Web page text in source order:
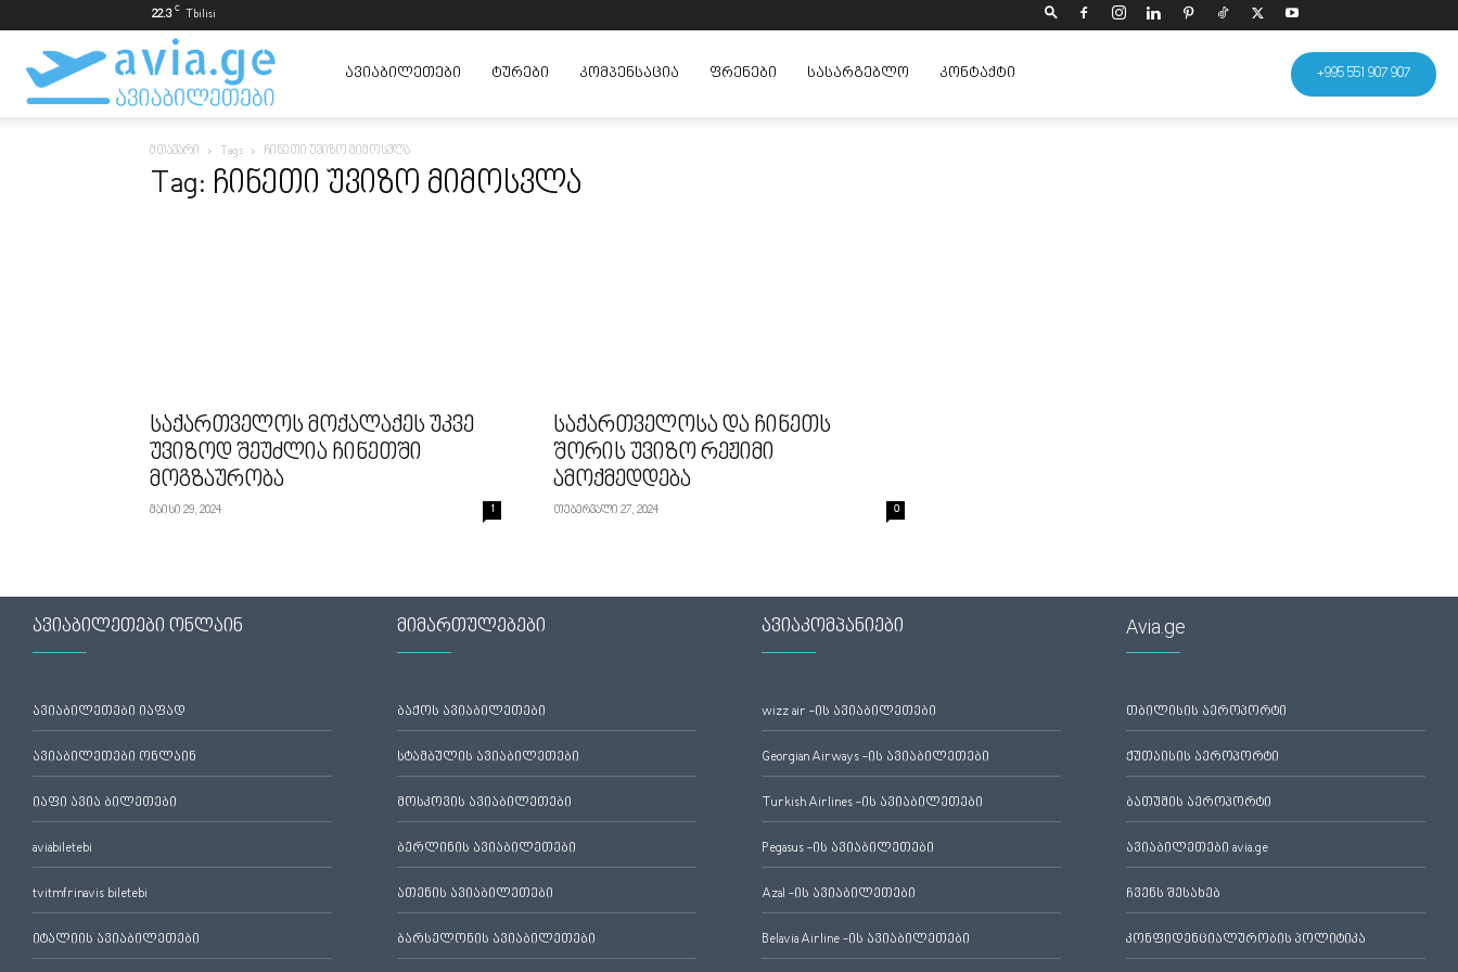
22.3 C Tbilisi
+995 551 907 907
ავიაბილეთები
ყველაზე
ᲐᲕᲘᲐᲑᲘᲚᲔᲗᲔᲑᲘ ᲢᲣᲠᲔᲑᲘ ᲙᲝᲛᲞᲔᲜᲡᲐᲪᲘᲐ ᲤᲠᲔᲜᲔᲑᲘ ᲡᲐᲡᲐᲠᲒᲔᲑᲚᲝ ᲙᲝᲜᲢᲐᲥᲢᲘ
მთავარი Tags ჩინეთი უვიზო მიმოსვლა
Tag: ჩინეთი უვიზო მიმოსვლა
საქართველოს მოქალაქეს უკვე
უვიზოდ შეუძლია ჩინეთში
მოგზაურობა
მაისი 29, 2024 1
საქართველოსა და ჩინეთს
შორის უვიზო რეჟიმი
ამოქმედდება
თებერვალი 27, 2024 0
ავიაბილეთები ონლაინ
ავიაბილეთები იაფად
ავიაბილეთები ონლაინ
იაფი ავია ბილეთები
aviabiletebi
tvitmfrinavis biletebi
იტალიის ავიაბილეთები
მიმართულებები
ბაქოს ავიაბილეთები
სტამბულის ავიაბილეთები
მოსკოვის ავიაბილეთები
ბერლინის ავიაბილეთები
ათენის ავიაბილეთები
ბარსელონის ავიაბილეთები
ავიაკომპანიები
wizz air -ის ავიაბილეთები
Georgian Airways -ის ავიაბილეთები
Turkish Airlines -ის ავიაბილეთები
Pegasus -ის ავიაბილეთები
Azal -ის ავიაბილეთები
Belavia Airline -ის ავიაბილეთები
Avia.ge
თბილისის აეროპორტი
ქუთაისის აეროპორტი
ბათუმის აეროპორტი
ავიაბილეთები avia.ge
ჩვენს შესახებ
კონფიდენციალურობის პოლიტიკა